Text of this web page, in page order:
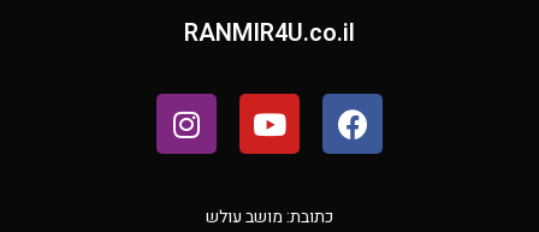
RANMIR4U.co.il
כתובת: מושב עולש